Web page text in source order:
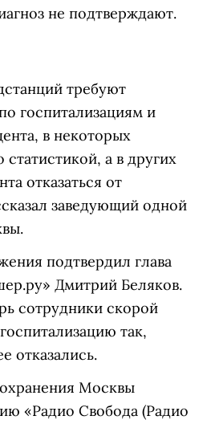
не подтверждают.
требуют
госпитализациям и
в некоторых
а в других
отказаться от
заведующий одной
подтвердил глава
Дмитрий Беляков.
сотрудники скорой
так,
отказались.
Москвы
«Радио Свобода (Радио